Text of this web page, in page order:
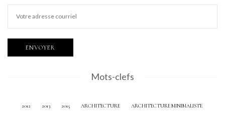
Mots-clefs
2012 2013 2015 ARCHITECTURE ARCHITECTURE MINIMALISTE